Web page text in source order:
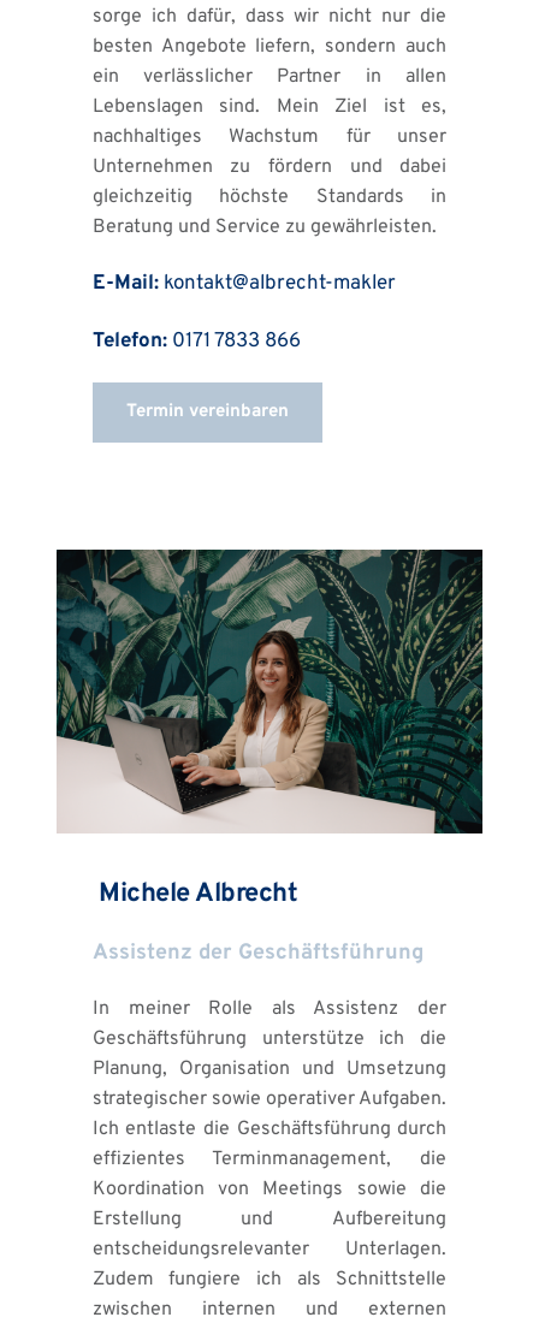
sorge ich dafür, dass wir nicht nur die
besten Angebote liefern, sondern auch
ein verlässlicher Partner in allen
Lebenslagen sind. Mein Ziel ist es,
nachhaltiges Wachstum für unser
Unternehmen zu fördern und dabei
gleichzeitig höchste Standards in
Beratung und Service zu gewährleisten.
E-Mail: kontakt@albrecht-makler
Telefon: 0171 7833 866
Termin vereinbaren
Michele Albrecht
Assistenz der Geschäftsführung
In meiner Rolle als Assistenz der
Geschäftsführung unterstütze ich die
Planung, Organisation und Umsetzung
strategischer sowie operativer Aufgaben.
Ich entlaste die Geschäftsführung durch
effizientes Terminmanagement, die
Koordination von Meetings sowie die
Erstellung und Aufbereitung
entscheidungsrelevanter Unterlagen.
Zudem fungiere ich als Schnittstelle
zwischen internen und externen